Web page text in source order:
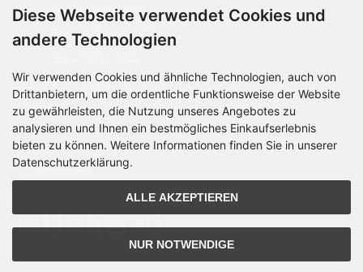
Geschäftskunden
Beschaffungsplattform
Über OCTO IT
Sitemap
PARTNER
Diese Webseite verwendet Cookies und
andere Technologien
Wir verwenden Cookies und ähnliche Technologien, auch von
Drittanbietern, um die ordentliche Funktionsweise der Website
zu gewährleisten, die Nutzung unseres Angebotes zu
analysieren und Ihnen ein bestmögliches Einkaufserlebnis
bieten zu können. Weitere Informationen finden Sie in unserer
Datenschutzerklärung.
ALLE AKZEPTIEREN
NUR NOTWENDIGE